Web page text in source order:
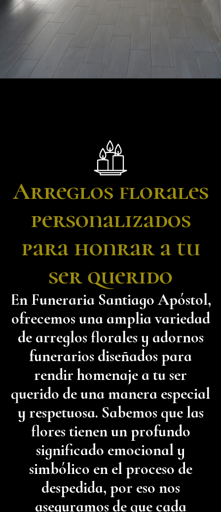
Arreglos florales
personalizados
para honrar a tu
ser querido
En Funeraria Santiago Apóstol,
ofrecemos una amplia variedad
de arreglos florales y adornos
funerarios diseñados para
rendir homenaje a tu ser
querido de una manera especial
y respetuosa. Sabemos que las
flores tienen un profundo
significado emocional y
simbólico en el proceso de
despedida, por eso nos
aseguramos de que cada